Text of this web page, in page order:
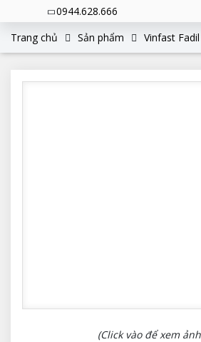
0944.628.666
Trang chủ
Sản phẩm Vinfast Fadil
(Click vào để xem